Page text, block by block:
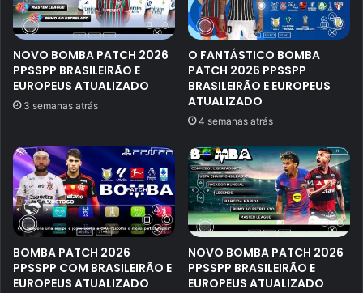
NOVO BOMBA PATCH 2026
PPSSPP BRASILEIRÃO E
EUROPEUS ATUALIZADO
3 semanas atrás
O FANTÁSTICO BOMBA
PATCH 2026 PPSSPP
BRASILEIRÃO E EUROPEUS
ATUALIZADO
4 semanas atrás
BOMBA PATCH 2026
PPSSPP COM BRASILEIRÃO E
EUROPEUS ATUALIZADO
NOVO BOMBA PATCH 2026
PPSSPP BRASILEIRÃO E
EUROPEUS ATUALIZADO